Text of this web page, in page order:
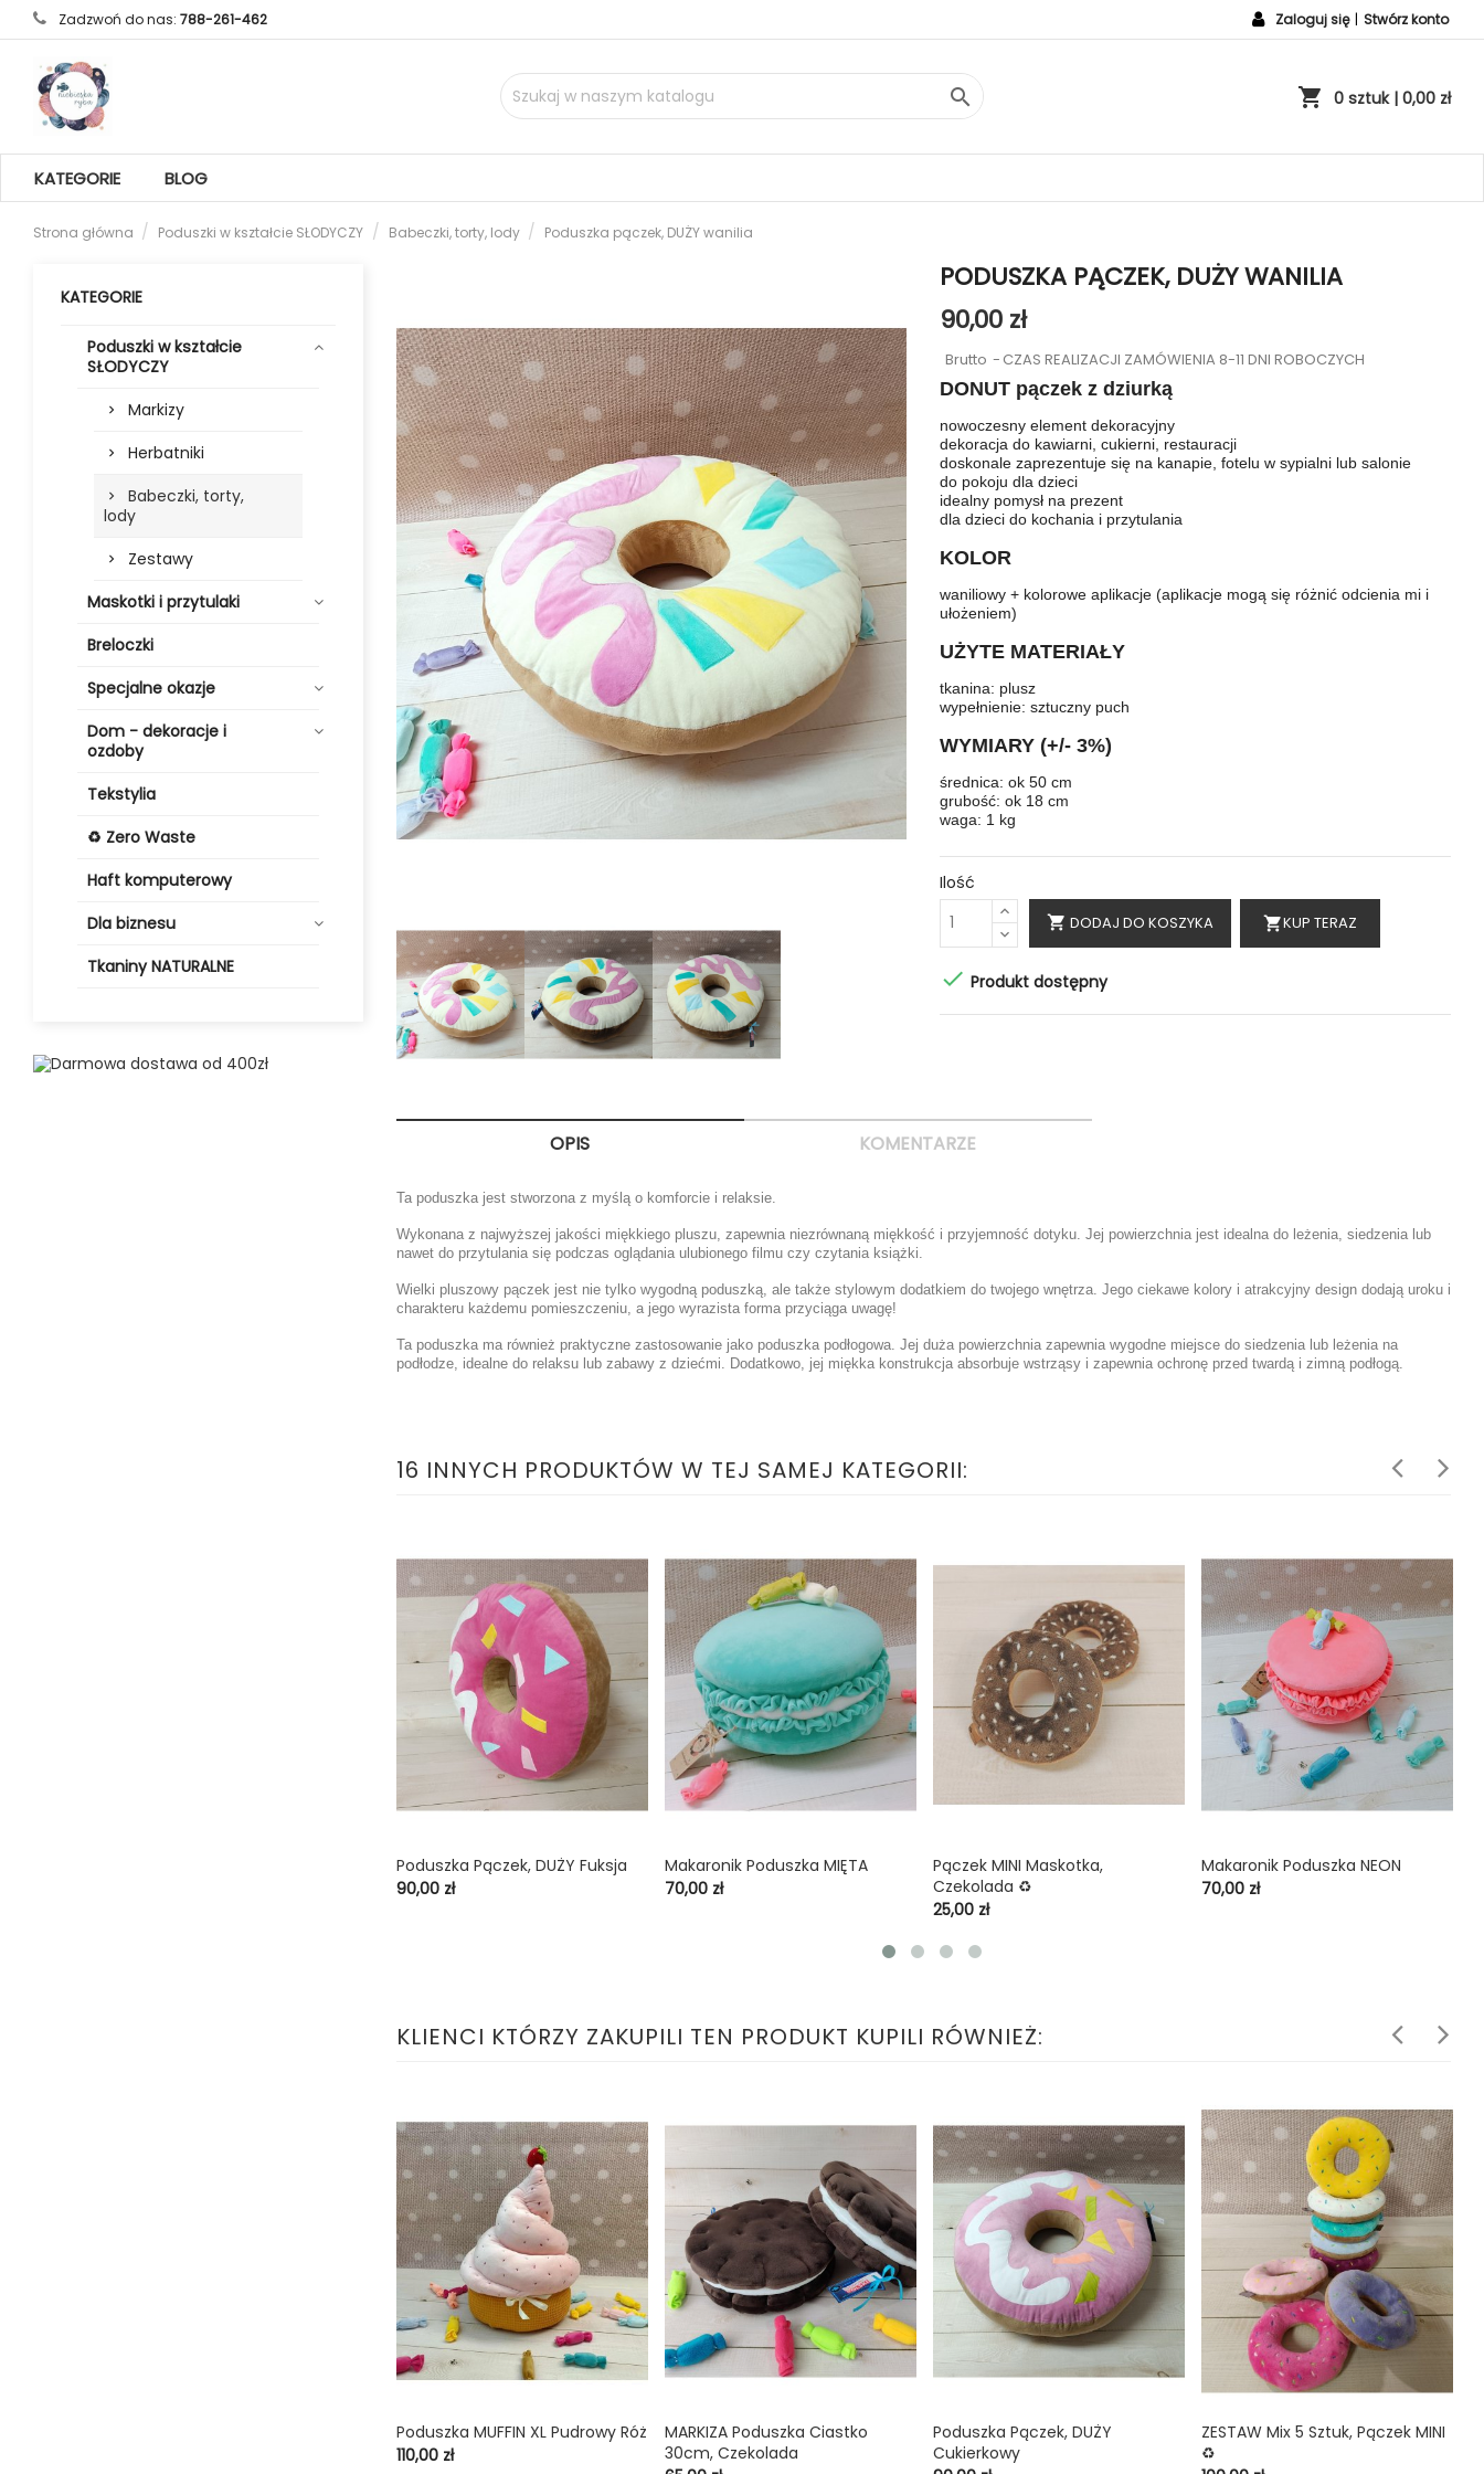
Zadzwoń do nas: 788-261-462 Zaloguj się | Stwórz konto
 shopping_cart 0 sztuk| 0,00 zł
KATEGORIE BLOG
Strona główna Poduszki w kształcie SŁODYCZY Babeczki, torty, lody Poduszka pączek, DUŻY wanilia
KATEGORIE
Poduszki w kształcie
SŁODYCZY
Markizy
Herbatniki
Babeczki, torty,
lody
Zestawy
Maskotki i przytulaki
Breloczki
Specjalne okazje
Dom - dekoracje i
ozdoby
Tekstylia
♻️ Zero Waste
Haft komputerowy
Dla biznesu
Tkaniny NATURALNE
PODUSZKA PĄCZEK, DUŻY WANILIA
90,00 zł
Brutto CZAS REALIZACJI ZAMÓWIENIA 8-11 DNI ROBOCZYCH
DONUT pączek z dziurką
nowoczesny element dekoracyjny
dekoracja do kawiarni, cukierni, restauracji
doskonale zaprezentuje się na kanapie, fotelu w sypialni lub salonie
do pokoju dla dzieci
idealny pomysł na prezent
dla dzieci do kochania i przytulania
KOLOR
waniliowy + kolorowe aplikacje (aplikacje mogą się różnić odcienia mi i
ułożeniem)
UŻYTE MATERIAŁY
tkanina: plusz
wypełnienie: sztuczny puch
WYMIARY (+/- 3%)
średnica: ok 50 cm
grubość: ok 18 cm
waga: 1 kg
Ilość
 DODAJ DO KOSZYKA shopping_cartKUP TERAZ
 Produkt dostępny
OPIS KOMENTARZE
Ta poduszka jest stworzona z myślą o komforcie i relaksie.
Wykonana z najwyższej jakości miękkiego pluszu, zapewnia niezrównaną miękkość i przyjemność dotyku. Jej powierzchnia jest idealna do leżenia, siedzenia lub
nawet do przytulania się podczas oglądania ulubionego filmu czy czytania książki.
Wielki pluszowy pączek jest nie tylko wygodną poduszką, ale także stylowym dodatkiem do twojego wnętrza. Jego ciekawe kolory i atrakcyjny design dodają uroku i
charakteru każdemu pomieszczeniu, a jego wyrazista forma przyciąga uwagę!
Ta poduszka ma również praktyczne zastosowanie jako poduszka podłogowa. Jej duża powierzchnia zapewnia wygodne miejsce do siedzenia lub leżenia na
podłodze, idealne do relaksu lub zabawy z dziećmi. Dodatkowo, jej miękka konstrukcja absorbuje wstrząsy i zapewnia ochronę przed twardą i zimną podłogą.
16 INNYCH PRODUKTÓW W TEJ SAMEJ KATEGORII:
Poduszka Pączek, DUŻY Fuksja
Cena
90,00 zł
shopping_cart 
Makaronik Poduszka MIĘTA
Cena
70,00 zł 
Pączek MINI Maskotka,
Czekolada ♻️
Cena
25,00 zł
shopping_cart 
Makaronik Poduszka NEON
Cena
70,00 zł
shopping_cart 
KLIENCI KTÓRZY ZAKUPILI TEN PRODUKT KUPILI RÓWNIEŻ:
Poduszka MUFFIN XL Pudrowy Róż
Cena
110,00 zł
shopping_cart 
MARKIZA Poduszka Ciastko
30cm, Czekolada 
Poduszka Pączek, DUŻY
Cukierkowy
shopping_cart 
ZESTAW Mix 5 Sztuk, Pączek MINI
♻️ shopping_cart 